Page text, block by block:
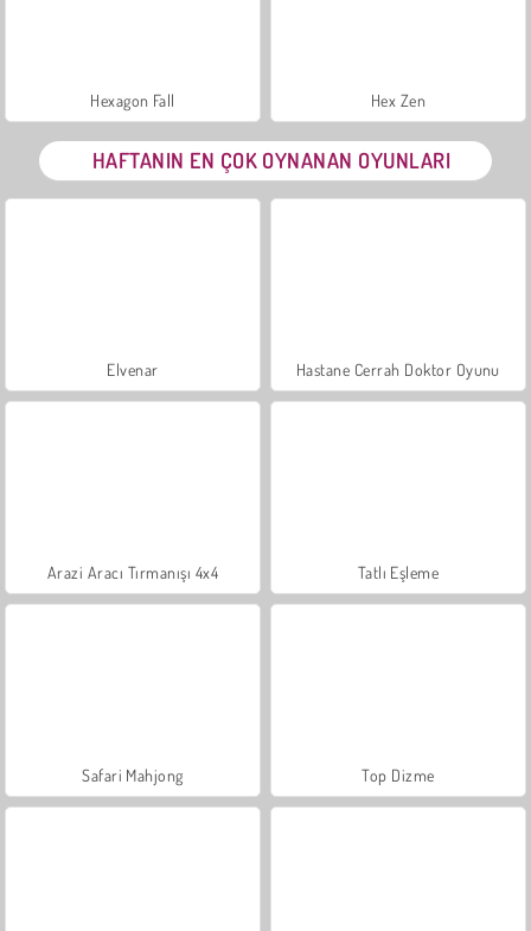
Hexagon Fall Hex Zen
HAFTANIN EN ÇOK OYNANAN OYUNLARI
Elvenar Hastane Cerrah Doktor Oyunu
Arazi Aracı Tırmanışı 4x4 Tatlı Eşleme
Safari Mahjong Top Dizme